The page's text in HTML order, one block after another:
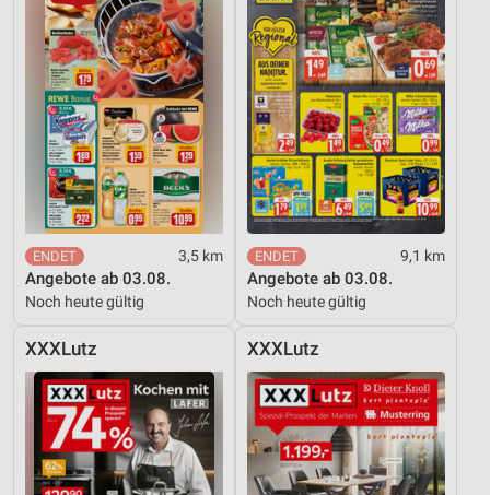
3,5 km
Angebote ab 03.08.
Noch heute gültig
9,1 km
Angebote ab 03.08.
Noch heute gültig
XXXLutz XXXLutz
Verwendung von Profilen zur Auswahl
personalisierter Werbung
Erstellung von Profilen zur Personalisierung
von Inhalten
Verwendung von Profilen zur Auswahl
personalisierter Inhalte
Messung der Werbeleistung
Messung der Performance von Inhalten
Analyse von Zielgruppen durch Statistiken oder
Kombinationen von Daten aus verschiedenen
Entwicklung und Verbesserung der Angebote
Verwendung reduzierter Daten zur Auswahl von
Inhalten
IAB-Besonderheiten: